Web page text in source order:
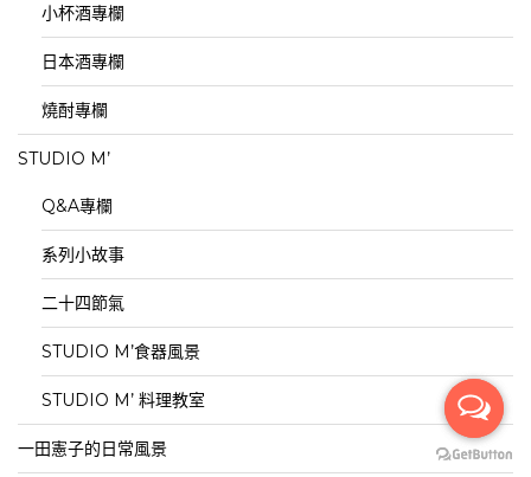
小杯酒專欄
日本酒專欄
燒酎專欄
STUDIO M’
Q&A專欄
系列小故事
二十四節氣
STUDIO M’食器風景
STUDIO M’ 料理教室
一田憲子的日常風景